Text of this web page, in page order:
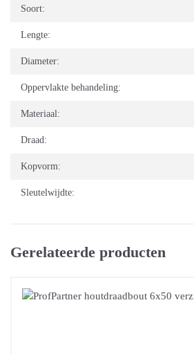
Soort:
Lengte:
Diameter:
Oppervlakte behandeling:
Materiaal:
Draad:
Kopvorm:
Sleutelwijdte:
Gerelateerde producten